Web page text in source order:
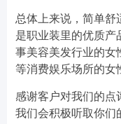
总体上来说，简单舒
是职业装里的优质产
事美容美发行业的女
等消费娱乐场所的女
感谢客户对我们的点
我们会积极听取你们